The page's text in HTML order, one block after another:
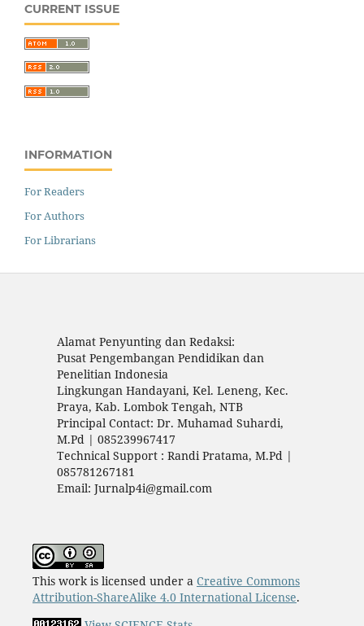
CURRENT ISSUE
INFORMATION
For Readers
For Authors
For Librarians
Alamat Penyunting dan Redaksi:
Pusat Pengembangan Pendidikan dan
Penelitian Indonesia
Lingkungan Handayani, Kel. Leneng, Kec.
Praya, Kab. Lombok Tengah, NTB
Principal Contact: Dr. Muhamad Suhardi,
M.Pd | 085239967417
Technical Support : Randi Pratama, M.Pd |
085781267181
Email: Jurnalp4i@gmail.com
This work is licensed under a Creative Commons
Attribution-ShareAlike 4.0 International License.